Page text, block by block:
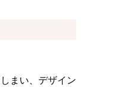
まい、デザイン